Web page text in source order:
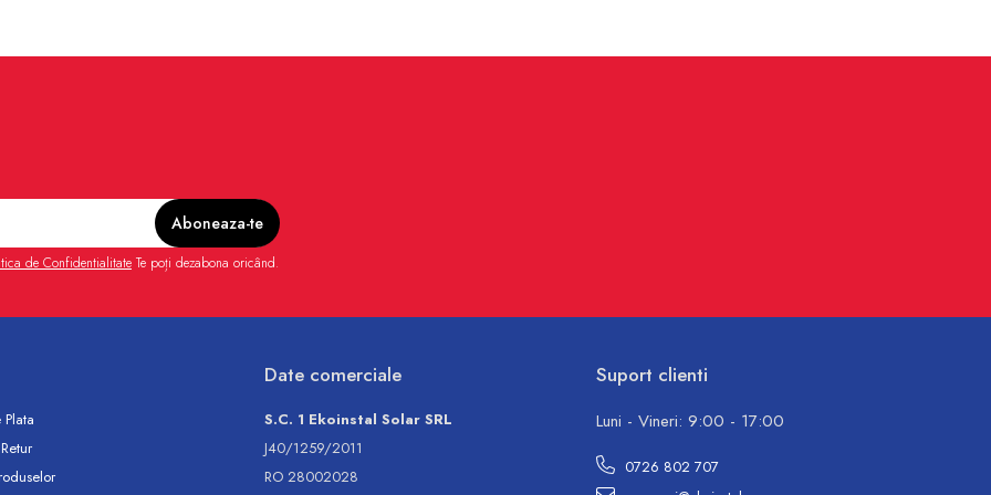
de Confidentialitate Te poți dezabona oricând.
Date comerciale
S.C. 1 Ekoinstal Solar SRL
J40/1259/2011
RO 28002028
Suport clienti
Luni - Vineri: 9:00 - 17:00
0726 802 707